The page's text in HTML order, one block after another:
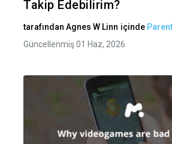
Takip Edebilirim?
tarafından Agnes W Linn içinde
Güncellenmiş 01 Haz, 2026